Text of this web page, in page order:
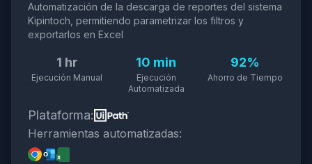
Automatización de la descarga de reportes del sistema
Kipintoch, permitiendo parametrizar los filtros y
exportarlos en Excel
1 hr
Ejecución Manual
10 min
Ejecución
Automatizada
92%
Ahorro de Tiempo
Plataforma:
Herramientas automatizadas: